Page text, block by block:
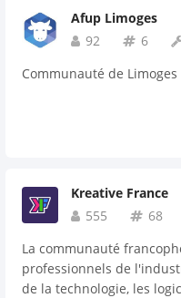
Afup Limoges
92
6
Communauté de Limoges
Kreative France
555
68
La communauté
professionnels de
de la technologie, les